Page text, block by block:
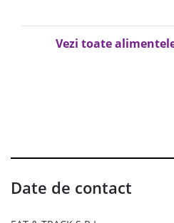
Vezi toate
Date de contact